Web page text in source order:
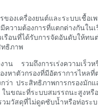
องเครื่องยนต์และระบบเชื้
วามต้องการที่แตกต่างกันใ
อนที่ได้รับการจัดอันดับให้ท
ทธิภาพ
น รวมถึงการเร่งความเร็
าตัวกรองที่มีอัตราการไหล
ว่า ประสิทธิภาพการกรองมั
ขณะที่ระบบสมรรถนะสูงหรื
วมวัสดุที่ไม่ดูดซับน้ำหรือท่อระ